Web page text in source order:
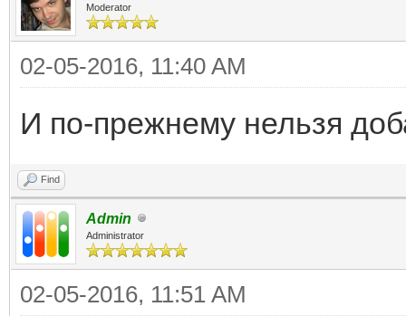
Moderator
02-05-2016, 11:40 AM
И по-прежнему нельзя
Find
Admin
Administrator
02-05-2016, 11:51 AM